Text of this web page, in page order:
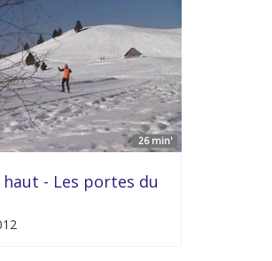
26 min'
- Les portes du